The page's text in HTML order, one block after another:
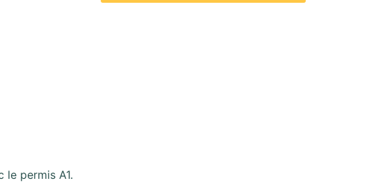
permis A1.